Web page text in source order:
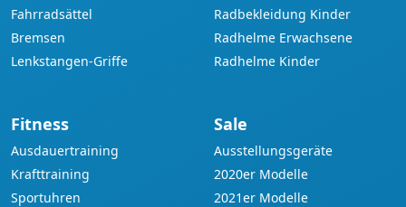
Fahrradsättel
Bremsen
Lenkstangen-Griffe
Radbekleidung Kinder
Radhelme Erwachsene
Radhelme Kinder
Fitness
Ausdauertraining
Krafttraining
Sportuhren
Sale
Ausstellungsgeräte
2020er Modelle
2021er Modelle